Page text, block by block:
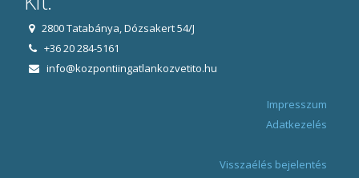
2800 Tatabánya, Dózsakert 54/J
+36 20 284-5161
info@kozpontiingatlankozvetito.hu
Impresszum
Adatkezelés
Visszaélés bejelentés